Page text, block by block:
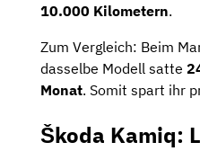
10.000 Kilometern.
Zum Vergleich: Beim
dasselbe Modell satte
Monat. Somit spart ihr
Škoda Kamiq: